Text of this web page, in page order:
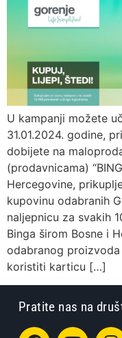
U kampanji možete
31.01.2024. godine,
dobijete na
(prodavnicama)
Hercegovine,
kupovinu odabranih
naljepnicu za svakih
Binga širom Bosne i
odabranog
koristiti karticu […]
Pratite nas na